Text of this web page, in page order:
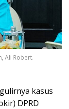
Ali Robert.
kasus
DPRD